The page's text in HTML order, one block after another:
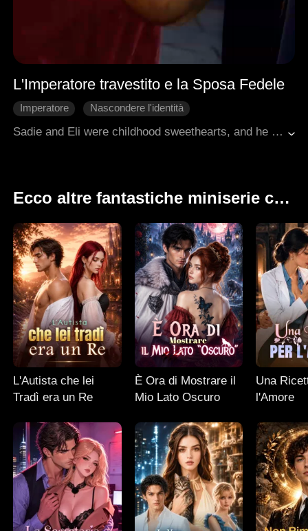
L'Imperatore travestito e la Sposa Fedele
Imperatore
Nascondere l'identità
Romanzo antico
Sadie and Eli were childhood sweethearts, and he vowed to marry her once he succeeded. Piper, the chancellor's daughter, sneered at Sadie's lowly status, insisting Eli would wed her instead. Heartbroken, Sadie married a beggar by the roadside, braving public scorn to build a life with him, not knowing the beggar was the emperor in disguise.
Ecco altre fantastiche miniserie che ti potrebbero piacere
L'Autista che lei
Tradì era un Re
È Ora di Mostrare il
Mio Lato Oscuro
Una
l'Amore